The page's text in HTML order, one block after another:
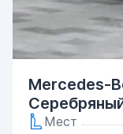
Mercedes-
Мест